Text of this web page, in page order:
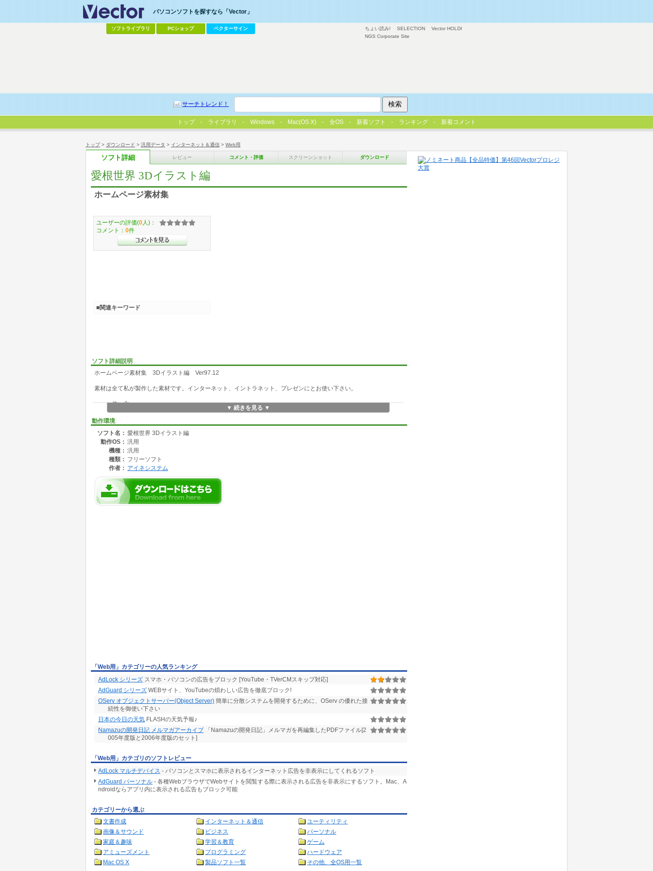
トップ> ダウンロード > 汎用データ > インターネット＆通信 > Web用
ソフト詳細 レビュー コメント・評価 スクリーンショット ダウンロード
愛根世界 3Dイラスト編
ホームページ素材集
ソフト詳細説明
ホームページ素材集 3Dイラスト編 Ver97.12
素材は全て私が製作した素材です。インターネット、イントラネット、プレゼンにとお使い下さい。
－－－使い方－－－
・解凍しましたら先ず Readme.txtを一読して下さい。
・HTMLファイルを添付しておりますのであなたのご使用になられているブラウザのより3d.htmファイルを開いて下さ
い。
・後はオンラインでブラウズするのと同じです。オフラインで気の済むまでお楽しみ下さい。
▼ 続きを見る ▼
動作環境
ソフト名： 愛根世界 3Dイラスト編
動作OS： 汎用
機種： 汎用
種類： フリーソフト
作者： アイネシステム
ユーザーの評価(0 人)：
コメント： 0件
■関連キーワード
「Web用」カテゴリーの人気ランキング
AdLock シリーズ スマホ・パソコンの広告をブロック [YouTube・TVerCMスキップ対応]
AdGuard シリーズ WEBサイト、YouTubeの煩わしい広告を徹底ブロック!
OServ オブジェクトサーバー(Object Server) 簡単に分散システムを開発するために、OServ の優れた接
続性を御使い下さい
日本の今日の天気 FLASHの天気予報♪
Namazuの開発日記 メルマガアーカイブ 「Namazuの開発日記」メルマガを再編集したPDFファイル[2
005年度版と2006年度版のセット]
「Web用」カテゴリのソフトレビュー
AdLock マルチデバイス - パソコンとスマホに表示されるインターネット広告を非表示にしてくれるソフト
AdGuard パーソナル - 各種WebブラウザでWebサイトを閲覧する際に表示される広告を非表示にするソフト。Mac、A
ndroidならアプリ内に表示される広告もブロック可能
カテゴリーから選ぶ
文書作成
インターネット＆通信
ユーティリティ
画像＆サウンド
ビジネス
パーソナル
家庭＆趣味
学習＆教育
ゲーム
アミューズメント
プログラミング
ハードウェア
Mac OS X
製品ソフト一覧 その他、全OS用一覧
ちょい読み! SELECTION
Vector HOLDI
NGS Corporate Site
パソコンソフトを探すなら「Vector」
ソフトライブラリ PCショップ ベクターサイン
サーチトレンド！
トップ ライブラリ Windows Mac(OS X) 全OS 新着ソフト ランキング 新着コメント